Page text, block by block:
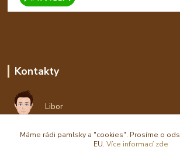
Kontakty
Libor
eshop(zavináč)waldi.cz
Máme rádi pamlsky a "cookies". Prosíme o
EU. Více informací zde